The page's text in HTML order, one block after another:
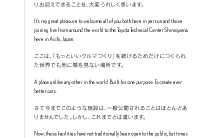
りお迎えできることを、大変うれしく思います。
It’s my great pleasure to welcome all of you both here in person and those
joining live from around the world to the Toyota Technical Center Shimoyama
here in Aichi, Japan.
ここは、「もっといいクルマづくり」を続けるためだけにつくられ
た世界でも他に類を見ない場所です。
A place unlike any other in the world. Built for one purpose. To create ever
better cars.
さて今までこのような施設は、一般公開されることはほとんどあ
りませんでした。しかし、これまでとは違います。
Now, these facilities have not traditionally been open to the public, but times